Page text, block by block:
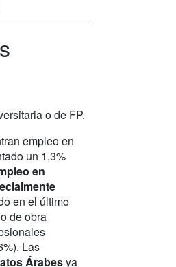
o de FP.
empleo en
un 1,3%
en
en el último
de obra
Las
Árabesya